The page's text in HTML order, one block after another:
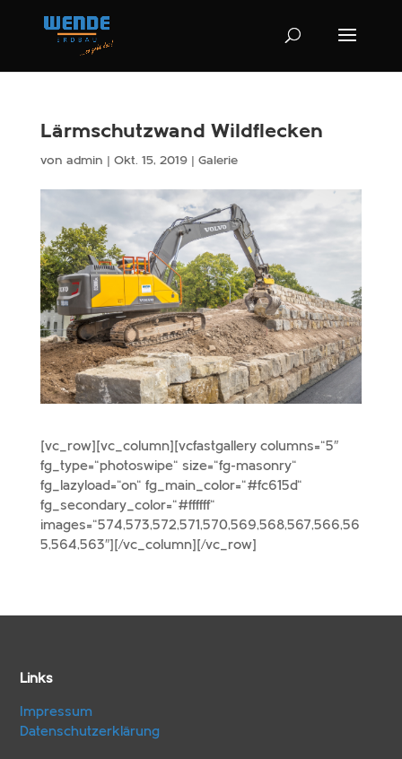
Lärmschutzwand Wildflecken
von admin | Okt. 15, 2019| Galerie
[vc_row][vc_column][vcfastgallery columns=“5″
fg_type=“photoswipe“ size=“fg-masonry“
fg_lazyload=“on“ fg_main_color=“#fc615d“
fg_secondary_color=“#ffffff“
images=“574,573,572,571,570,569,568,567,566,56
5,564,563″][/vc_column][/vc_row]
Links
Impressum
Datenschutzerklärung